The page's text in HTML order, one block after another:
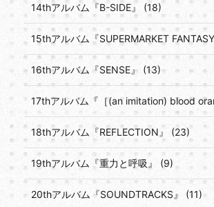
14thアルバム『B-SIDE』 (18)
15thアルバム『SUPERMARKET
16thアルバム『SENSE』 (13)
17thアルバム『［(an imitation) blood
18thアルバム『REFLECTION』 (23)
19thアルバム『重力と呼吸』 (9)
20thアルバム『SOUNDTRACKS』 (11)